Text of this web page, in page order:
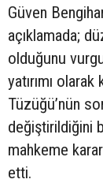
Güven
açıklamada;
olduğunu
yatırımı
Tüzüğü’nün
değiştirildiğini
mahkeme
etti.